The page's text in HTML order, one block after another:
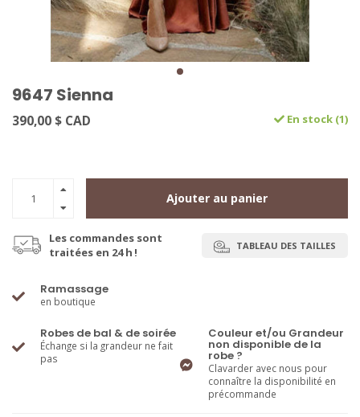
9647 Sienna
390,00 $ CAD En stock (1)
Ajouter au panier
Les commandes sont
traitées en 24 h !
TABLEAU DES TAILLES
Ramassage
en boutique
Robes de bal & de soirée
Échange si la grandeur ne fait
pas
Couleur et/ou Grandeur
non disponible de la
robe ?
Clavarder avec nous pour
connaître la disponibilité en
précommande